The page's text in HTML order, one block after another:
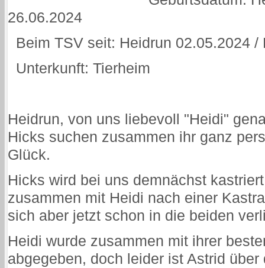
26.06.2024
Beim TSV seit: Heidrun 02.05.2024 /
Unterkunft: Tierheim
Heidrun, von uns liebevoll "Heidi"
Hicks suchen zusammen ihr ganz
Glück.
Hicks wird bei uns demnächst
zusammen mit Heidi nach einer
sich aber jetzt schon in die beiden
Heidi wurde zusammen mit ihrer
abgegeben, doch leider ist Astrid